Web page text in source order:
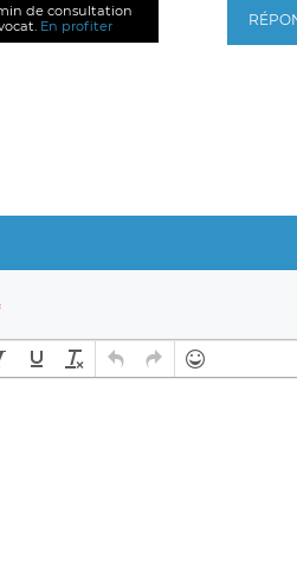
de consultation
En profiter